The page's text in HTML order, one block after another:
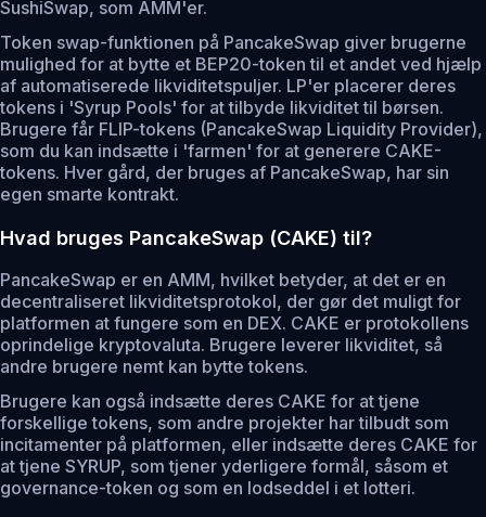
SushiSwap, som AMM'er.
Token swap-funktionen på PancakeSwap giver brugerne
mulighed for at bytte et BEP20-token til et andet ved hjælp
af automatiserede likviditetspuljer. LP'er placerer deres
tokens i 'Syrup Pools' for at tilbyde likviditet til børsen.
Brugere får FLIP-tokens (PancakeSwap Liquidity Provider),
som du kan indsætte i 'farmen' for at generere CAKE-
tokens. Hver gård, der bruges af PancakeSwap, har sin
egen smarte kontrakt.
Hvad bruges PancakeSwap (CAKE) til?
PancakeSwap er en AMM, hvilket betyder, at det er en
decentraliseret likviditetsprotokol, der gør det muligt for
platformen at fungere som en DEX. CAKE er protokollens
oprindelige kryptovaluta. Brugere leverer likviditet, så
andre brugere nemt kan bytte tokens.
Brugere kan også indsætte deres CAKE for at tjene
forskellige tokens, som andre projekter har tilbudt som
incitamenter på platformen, eller indsætte deres CAKE for
at tjene SYRUP, som tjener yderligere formål, såsom et
governance-token og som en lodseddel i et lotteri.